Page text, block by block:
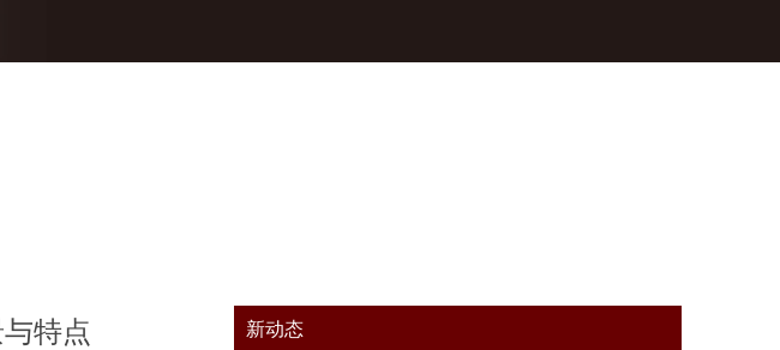
特点 新动态